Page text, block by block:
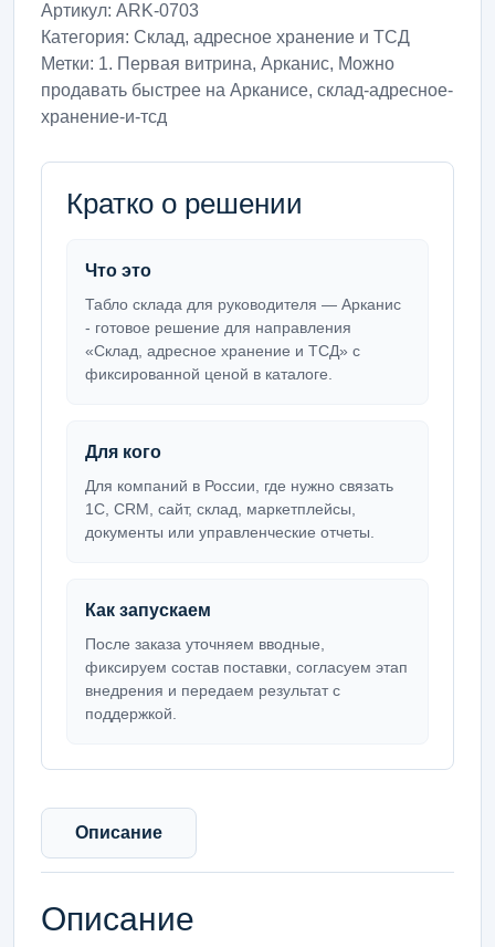
Артикул: ARK-0703
Категория: Склад, адресное хранение и ТСД
Метки: 1. Первая витрина, Арканис, Можно
продавать быстрее на Арканисе, склад-адресное-
хранение-и-тсд
Кратко о решении
Что это
Табло склада для руководителя — Арканис
- готовое решение для направления
«Склад, адресное хранение и ТСД» с
фиксированной ценой в каталоге.
Для кого
Для компаний в России, где нужно связать
1С, CRM, сайт, склад, маркетплейсы,
документы или управленческие отчеты.
Как запускаем
После заказа уточняем вводные,
фиксируем состав поставки, согласуем этап
внедрения и передаем результат с
поддержкой.
Описание
Описание